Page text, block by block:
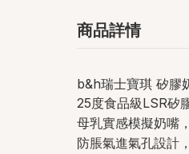
商品詳情
b&h瑞士寶琪 矽膠
25度食品級LSR矽
母乳實感模擬奶嘴
防脹氣進氣孔設計